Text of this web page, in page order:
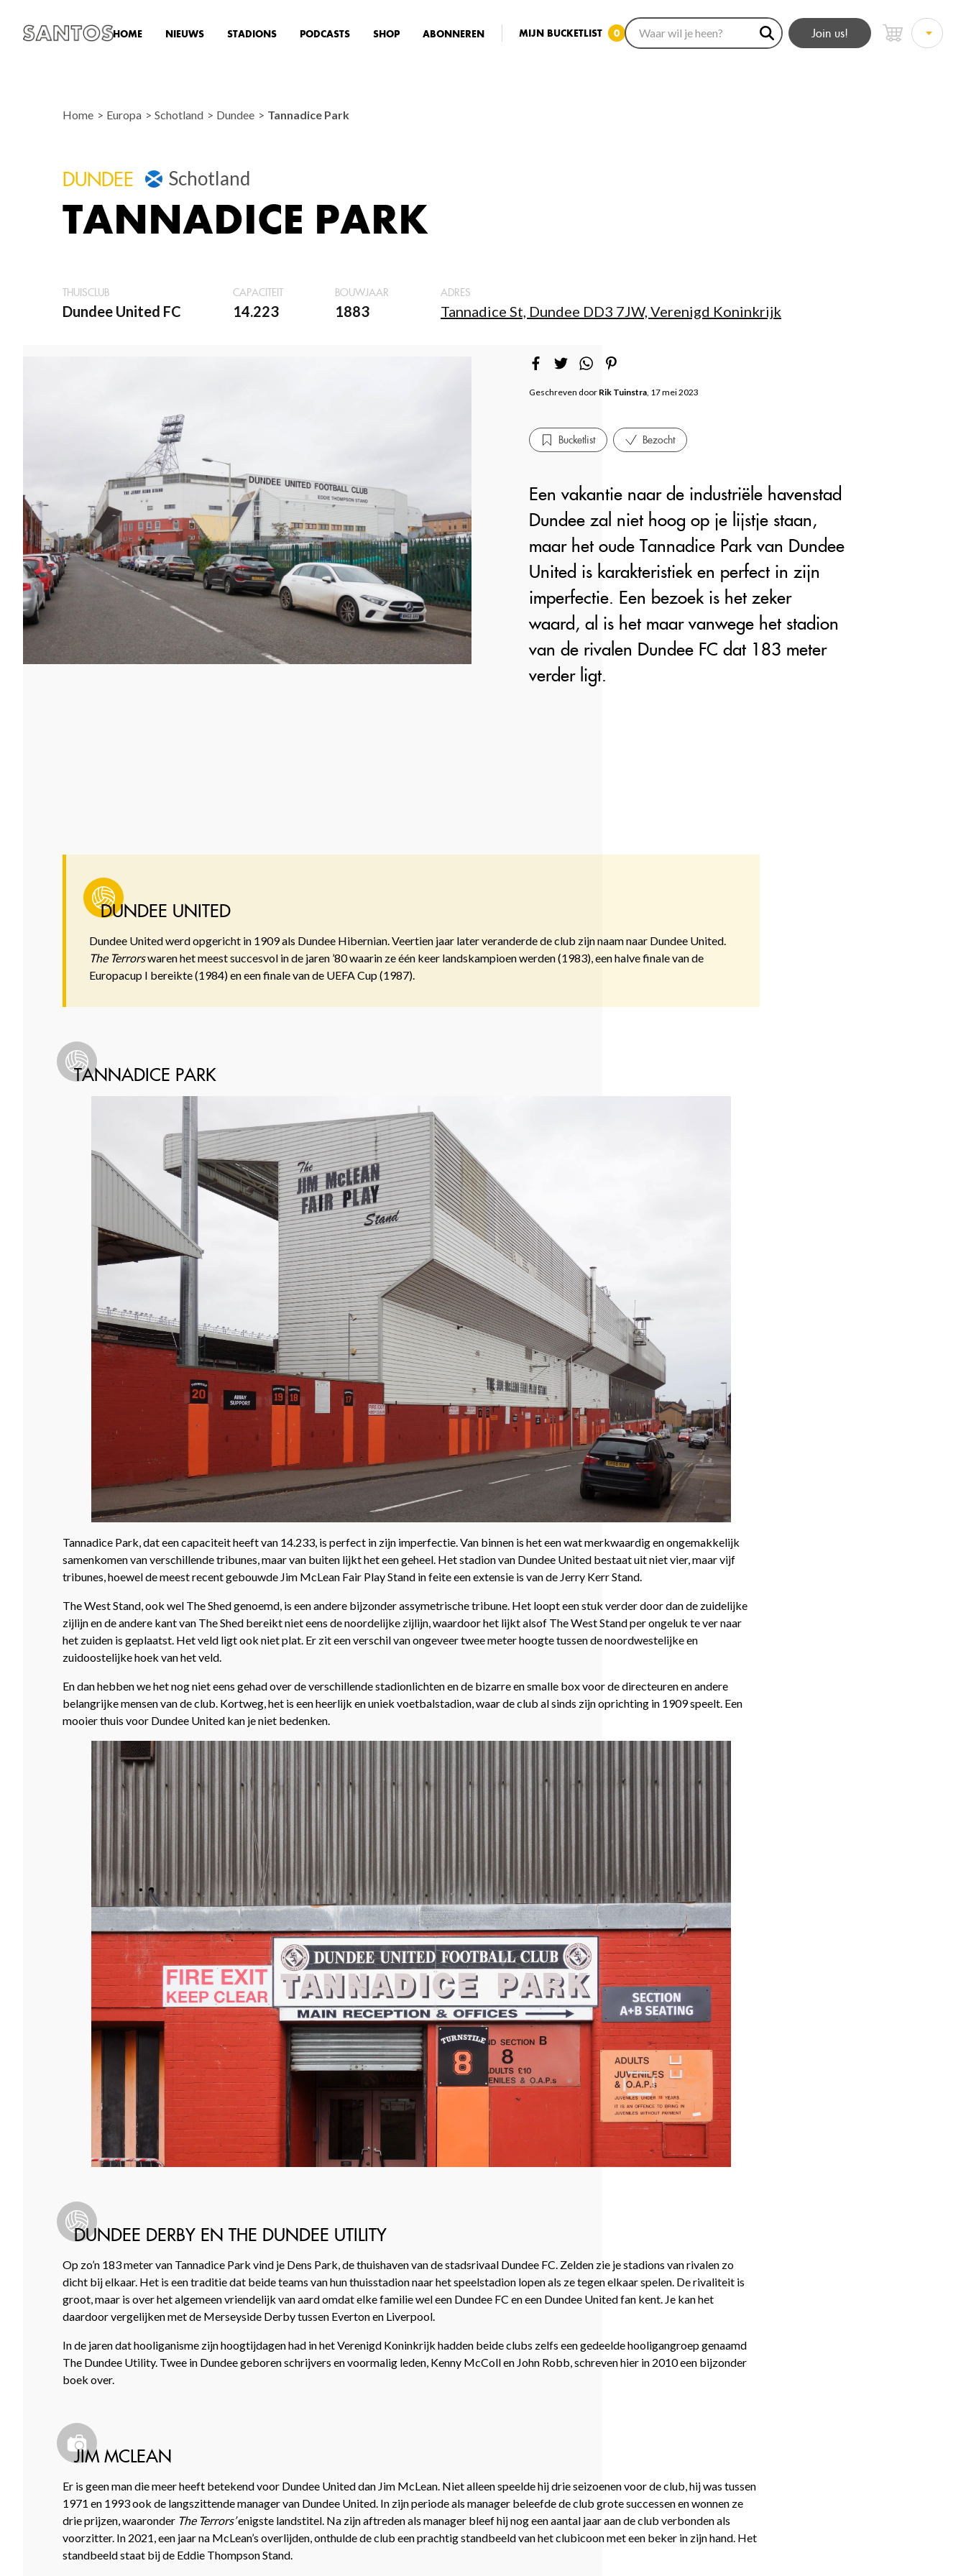
HOME NIEUWS STADIONS PODCASTS SHOP ABONNEREN MIJN BUCKETLIST 0 Join us!
Home Europa Schotland Dundee Tannadice Park
DUNDEE Schotland
TANNADICE PARK
THUISCLUB
Dundee United FC
CAPACITEIT
14.223
BOUWJAAR
1883
ADRES
Tannadice St, Dundee DD3 7JW, Verenigd Koninkrijk
Geschreven door Rik Tuinstra, 17 mei 2023
Bucketlist Bezocht
Een vakantie naar de industriële havenstad
Dundee zal niet hoog op je lijstje staan,
maar het oude Tannadice Park van Dundee
United is karakteristiek en perfect in zijn
imperfectie. Een bezoek is het zeker
waard, al is het maar vanwege het stadion
van de rivalen Dundee FC dat 183 meter
verder ligt.
DUNDEE UNITED
Dundee United werd opgericht in 1909 als Dundee Hibernian. Veertien jaar later veranderde de club zijn naam naar Dundee United.
The Terrorswaren het meest succesvol in de jaren ’80 waarin ze één keer landskampioen werden (1983), een halve finale van de
Europacup I bereikte (1984) en een finale van de UEFA Cup (1987).
TANNADICE PARK
Tannadice Park, dat een capaciteit heeft van 14.233, is perfect in zijn imperfectie. Van binnen is het een wat merkwaardig en ongemakkelijk
samenkomen van verschillende tribunes, maar van buiten lijkt het een geheel. Het stadion van Dundee United bestaat uit niet vier, maar vijf
tribunes, hoewel de meest recent gebouwde Jim McLean Fair Play Stand in feite een extensie is van de Jerry Kerr Stand.
The West Stand, ook wel The Shed genoemd, is een andere bijzonder assymetrische tribune. Het loopt een stuk verder door dan de zuidelijke
zijlijn en de andere kant van The Shed bereikt niet eens de noordelijke zijlijn, waardoor het lijkt alsof The West Stand per ongeluk te ver naar
het zuiden is geplaatst. Het veld ligt ook niet plat. Er zit een verschil van ongeveer twee meter hoogte tussen de noordwestelijke en
zuidoostelijke hoek van het veld.
En dan hebben we het nog niet eens gehad over de verschillende stadionlichten en de bizarre en smalle box voor de directeuren en andere
belangrijke mensen van de club. Kortweg, het is een heerlijk en uniek voetbalstadion, waar de club al sinds zijn oprichting in 1909 speelt. Een
mooier thuis voor Dundee United kan je niet bedenken.
DUNDEE DERBY EN THE DUNDEE UTILITY
Op zo’n 183 meter van Tannadice Park vind je Dens Park, de thuishaven van de stadsrivaal Dundee FC. Zelden zie je stadions van rivalen zo
dicht bij elkaar. Het is een traditie dat beide teams van hun thuisstadion naar het speelstadion lopen als ze tegen elkaar spelen. De rivaliteit is
groot, maar is over het algemeen vriendelijk van aard omdat elke familie wel een Dundee FC en een Dundee United fan kent. Je kan het
daardoor vergelijken met de Merseyside Derby tussen Everton en Liverpool.
In de jaren dat hooliganisme zijn hoogtijdagen had in het Verenigd Koninkrijk hadden beide clubs zelfs een gedeelde hooligangroep genaamd
The Dundee Utility. Twee in Dundee geboren schrijvers en voormalig leden, Kenny McColl en John Robb, schreven hier in 2010 een bijzonder
boek over.
JIM MCLEAN
Er is geen man die meer heeft betekend voor Dundee United dan Jim McLean. Niet alleen speelde hij drie seizoenen voor de club, hij was tussen
1971 en 1993 ook de langszittende manager van Dundee United. In zijn periode als manager beleefde de club grote successen en wonnen ze
drie prijzen, waaronder The Terrors’enigste landstitel. Na zijn aftreden als manager bleef hij nog een aantal jaar aan de club verbonden als
voorzitter. In 2021, een jaar na McLean’s overlijden, onthulde de club een prachtig standbeeld van het clubicoon met een beker in zijn hand. Het
standbeeld staat bij de Eddie Thompson Stand.